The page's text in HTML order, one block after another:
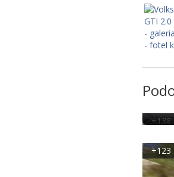
+138
+123